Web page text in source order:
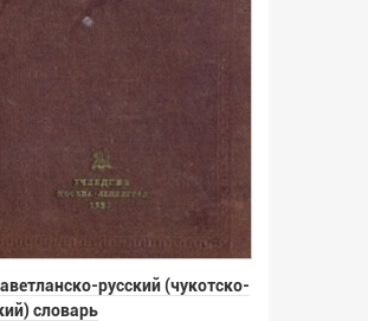
русский (чукотско-
словарь